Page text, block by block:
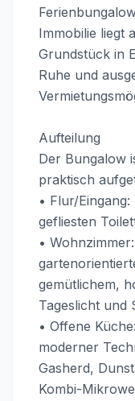
Immobilie liegt
Grundstück in
Ruhe und
Aufteilung
Der Bungalow
praktisch
• Flur/
gefliesten
•
gemütlichem,
Tageslicht und
• Offene
moderner
Gasherd,
Kombi-